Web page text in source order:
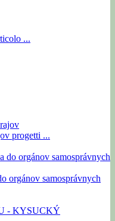
...
progetti ...
orgánov samosprávnych